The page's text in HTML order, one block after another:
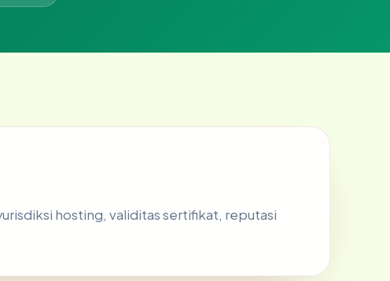
hosting, validitas sertifikat, reputasi